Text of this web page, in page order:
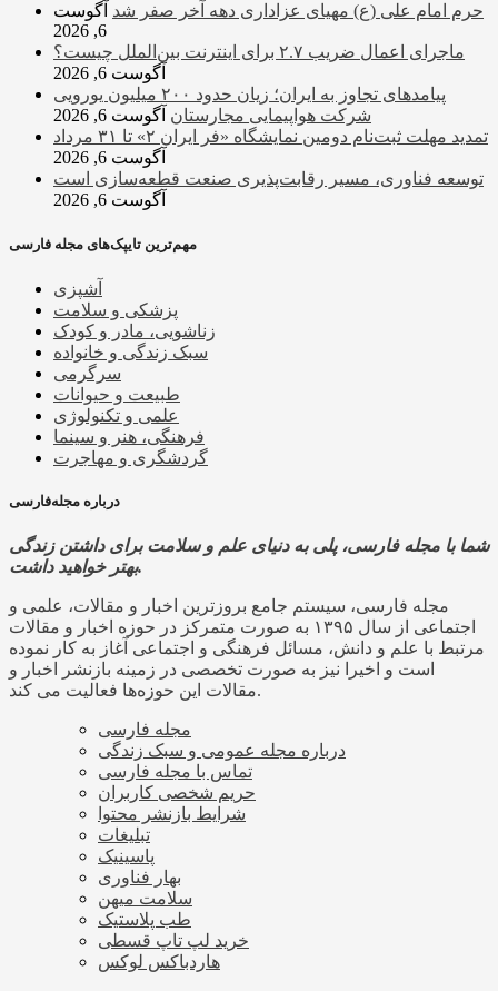
حرم امام علی (ع) مهیای عزاداری دهه آخر صفر شد آگوست
6, 2026
ماجرای اعمال ضریب ۲.۷ برای اینترنت بین‌الملل چیست؟
آگوست 6, 2026
پیامدهای تجاوز به ایران؛ زیان حدود ۲۰۰ میلیون یورویی
شرکت هواپیمایی مجارستان آگوست 6, 2026
تمدید مهلت ثبت‌نام دومین نمایشگاه «فر ایران ۲» تا ۳۱ مرداد
آگوست 6, 2026
توسعه فناوری، مسیر رقابت‌پذیری صنعت قطعه‌سازی است
آگوست 6, 2026
مهم‌ترین تایپک‌های مجله فارسی
آشپزی
پزشکی و سلامت
زناشویی، مادر و کودک
سبک زندگی و خانواده
سرگرمی
طبیعت و حیوانات
علمی و تکنولوژی
فرهنگی، هنر و سینما
گردشگری و مهاجرت
درباره مجله‌فارسی
شما با مجله فارسی، پلی به دنیای علم و سلامت برای داشتن زندگی
بهتر خواهید داشت.
مجله فارسی، سیستم جامع بروزترین اخبار و مقالات، علمی و
اجتماعی از سال ۱۳۹۵ به صورت متمرکز در حوزه اخبار و مقالات
مرتبط با علم و دانش، مسائل فرهنگی و اجتماعی آغاز به کار نموده
است و اخیرا نیز به صورت تخصصی در زمینه بازنشر اخبار و
مقالات این حوزه‌ها فعالیت می کند.
مجله فارسی
درباره مجله عمومی و سبک زندگی
تماس با مجله فارسی
حریم شخصی کاربران
شرایط بازنشر محتوا
تبلیغات
پاسینیک
بهار فناوری
سلامت میهن
طب پلاستیک
خرید لپ تاپ قسطی
هاردباکس لوکس